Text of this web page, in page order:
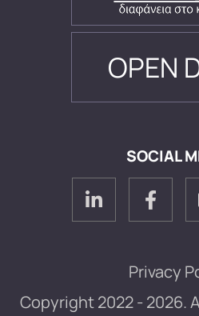
OPEN
SOCIAL
Copyright 2022 - 2026.
Privacy